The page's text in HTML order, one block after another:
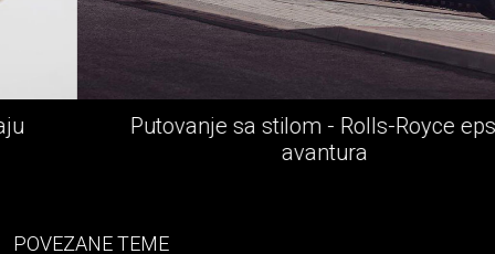
Putovanje sa stilom - Rolls-Royce epska
avantura
POVEZANE TEME